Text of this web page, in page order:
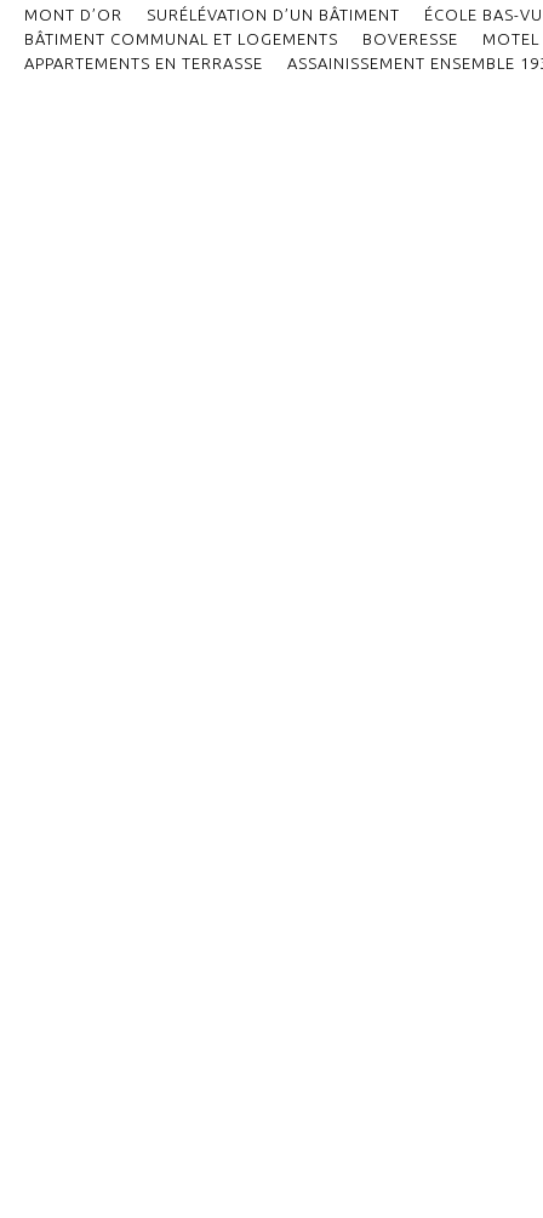
MONT D’OR
SURÉLÉVATION D’UN BÂTIMENT
ÉCOLE BAS-
BÂTIMENT COMMUNAL ET LOGEMENTS
BOVERESSE
MOTEL
APPARTEMENTS EN TERRASSE
ASSAINISSEMENT ENSEMBLE